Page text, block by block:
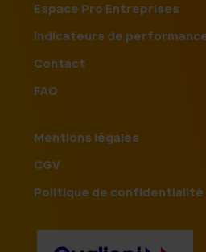
Espace Pro Entreprises
Indicateurs de
Contact
FAQ
Mentions légales
CGV
Politique de confidentialité